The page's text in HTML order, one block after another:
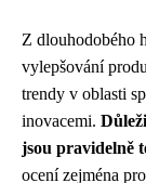
Z dlouhodobého
vylepšování
trendy v oblasti
inovacemi.
jsou pravidelně
ocení zejména